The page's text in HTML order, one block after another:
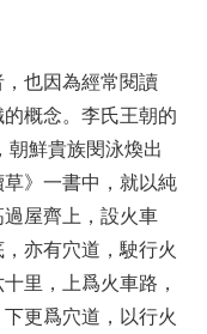
也因為經常閱讀
概念。李氏王朝的
鮮貴族閔泳煥出
》一書中，就以純
屋齊上，設火車
亦有穴道，駛行火
里，上爲火車路，
更爲穴道，以行火